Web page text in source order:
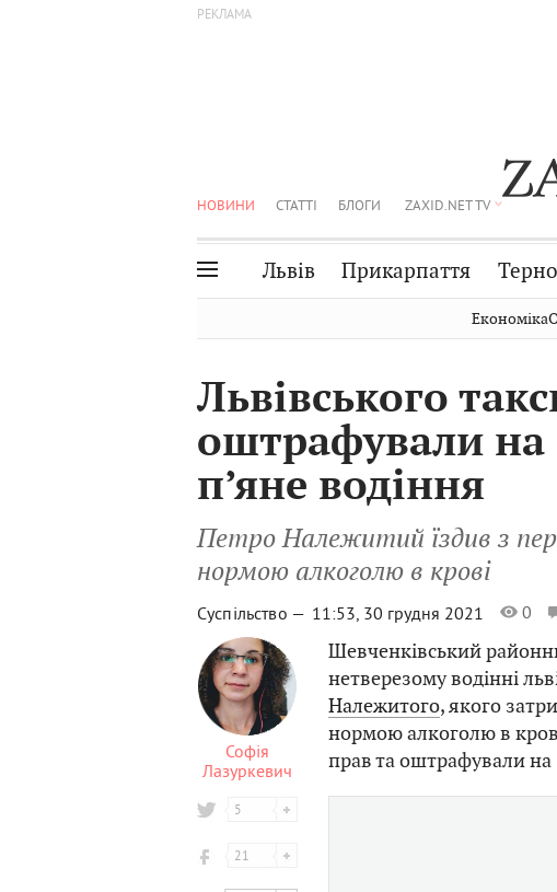
НОВИНИ СТАТТІ БЛОГИ ZAXID.NET TV
Львів Прикарпаття
Волинь
Чернівці
Стрий
Економіка
Львівського
оштрафували на
п’яне водіння
Петро Належитий їздив з
нормою алкоголю в крові
Суспільство — 11:53, 30 грудня 2021 0
Софія
Лазуркевич
5
21
Шевченківський
нетверезому водінні
Належитого, якого
нормою алкоголю в
прав та оштрафували на